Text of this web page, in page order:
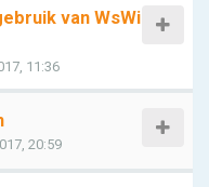
van WsWi
11:36
20:59